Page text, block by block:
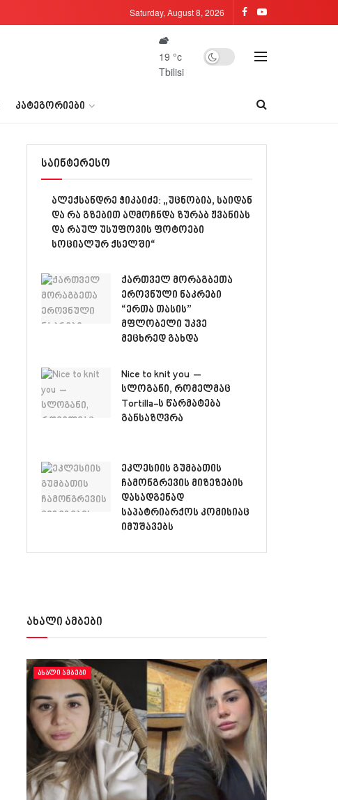
Saturday, August 8, 2026
19 °c
Tbilisi
ᲙᲐᲢᲔᲒᲝᲠᲘᲔᲑᲘ
საინტერესო
ალექსანდრე ჭიკაიძე: „უცნობია, საიდან
და რა გზებით აღმოჩნდა ზურაბ ჟვანიას
და რაულ უსუფოვის ფოტოები
სოციალურ ქსელში“
ქართველ მორაგბეთა
ეროვნული ნაკრები
“ერთა თასის”
მფლობელი უკვე
მეცხრედ გახდა
Nice to knit you –
სლოგანი, რომელმაც
Tortilla-ს წარმატება
განსაზღვრა
ეკლესიის გუმბათის
ჩამონგრევის მიზეზების
დასადგენად
საპატრიარქოს კომისიაც
იმუშავებს
ახალი ამბები
ᲐᲮᲐᲚᲘ ᲐᲛᲑᲔᲑᲘ